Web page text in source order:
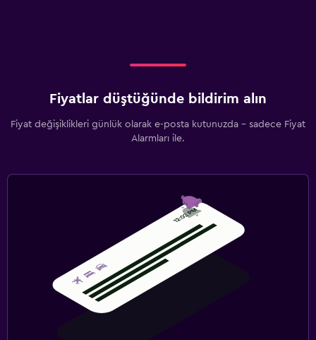
Fiyatlar düştüğünde bildirim alın
Fiyat değişiklikleri günlük olarak e-posta kutunuzda - sadece Fiyat
Alarmları ile.